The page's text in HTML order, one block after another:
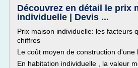
Découvrez en détail le prix
individuelle | Devis ...
Prix maison individuelle: les facteurs
chiffres
Le coût moyen de construction d'une
En habitation individuelle , la valeur